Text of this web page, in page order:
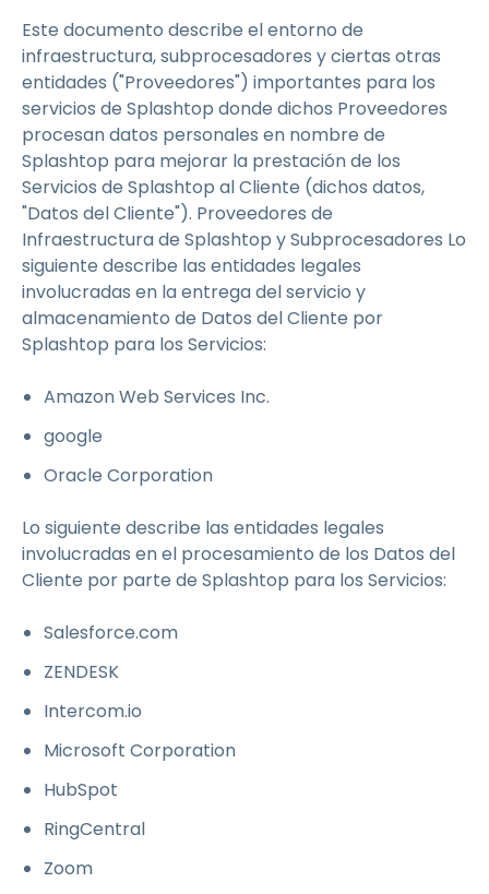
Este documento describe el entorno de
infraestructura, subprocesadores y ciertas otras
entidades ("Proveedores") importantes para los
servicios de Splashtop donde dichos Proveedores
procesan datos personales en nombre de
Splashtop para mejorar la prestación de los
Servicios de Splashtop al Cliente (dichos datos,
"Datos del Cliente"). Proveedores de
Infraestructura de Splashtop y Subprocesadores Lo
siguiente describe las entidades legales
involucradas en la entrega del servicio y
almacenamiento de Datos del Cliente por
Splashtop para los Servicios:
Amazon Web Services Inc.
google
Oracle Corporation
Lo siguiente describe las entidades legales
involucradas en el procesamiento de los Datos del
Cliente por parte de Splashtop para los Servicios:
Salesforce.com
ZENDESK
Intercom.io
Microsoft Corporation
HubSpot
RingCentral
Zoom